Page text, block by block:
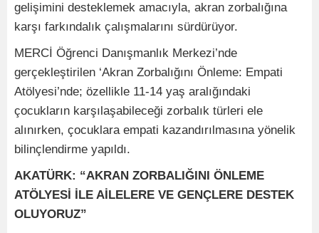
gelişimini desteklemek amacıyla, akran zorbalığına
karşı farkındalık çalışmalarını sürdürüyor.
MERCİ Öğrenci Danışmanlık Merkezi’nde
gerçekleştirilen ‘Akran Zorbalığını Önleme: Empati
Atölyesi’nde; özellikle 11-14 yaş aralığındaki
çocukların karşılaşabileceği zorbalık türleri ele
alınırken, çocuklara empati kazandırılmasına yönelik
bilinçlendirme yapıldı.
AKATÜRK: “AKRAN ZORBALIĞINI ÖNLEME
ATÖLYESİ İLE AİLELERE VE GENÇLERE DESTEK
OLUYORUZ”